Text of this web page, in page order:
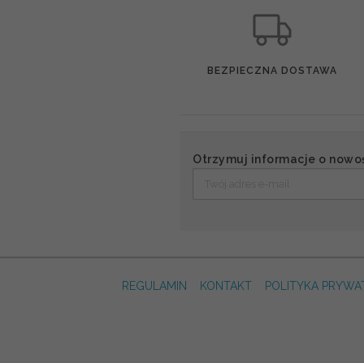
BEZPIECZNA DOSTAWA
Otrzymuj informacje o
REGULAMIN KONTAKT POLITYKA